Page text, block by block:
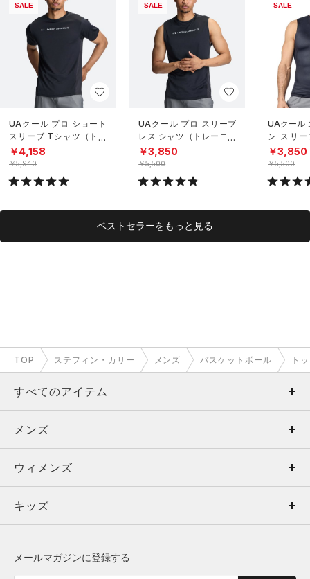
SALE
UAクール プロ ショート
スリーブ Tシャツ（トレ
ーニング/MEN）
￥4,158
￥5,940
SALE
UAクール プロ スリーブ
レス シャツ（トレーニン
グ/MEN）
￥3,850
￥5,500
SALE
UAクール
ン スリ
（トレー
￥3,850
￥5,500
ベストセラーをもっと見る
TOP ステフィン・カリー メンズ バスケットボール ト
すべてのアイテム
メンズ
ウィメンズ
キッズ
メンズ
トップス
ボトムス
ウィメンズ
トップス
キッズ
メールマガジンに登録する